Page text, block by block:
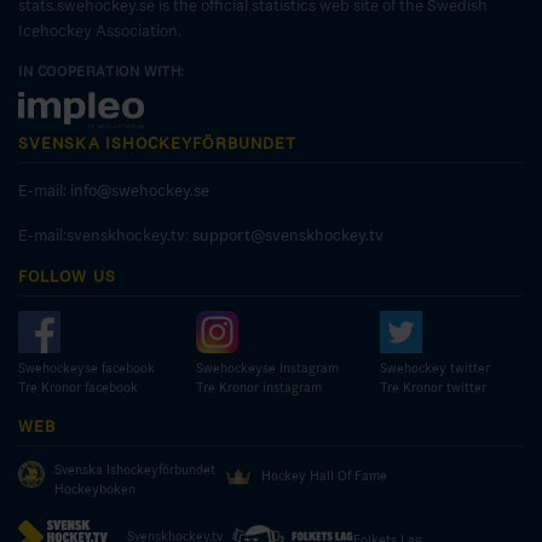
stats.swehockey.se is the official statistics web site of the Swedish
Icehockey Association.
IN COOPERATION WITH:
SVENSKA ISHOCKEYFÖRBUNDET
E-mail: info@swehockey.se
E-mail:svenskhockey.tv: support@svenskhockey.tv
FOLLOW US
Swehockeyse facebook
Tre Kronor facebook
Swehockeyse Instagram
Tre Kronor instagram
Swehockey twitter
Tre Kronor twitter
WEB
Svenska Ishockeyförbundet
Hockeyboken
Hockey Hall Of Fame
Svenskhockey.tv